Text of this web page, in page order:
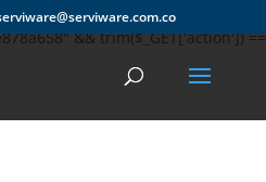
==
&& trim($_GET['action']) ==